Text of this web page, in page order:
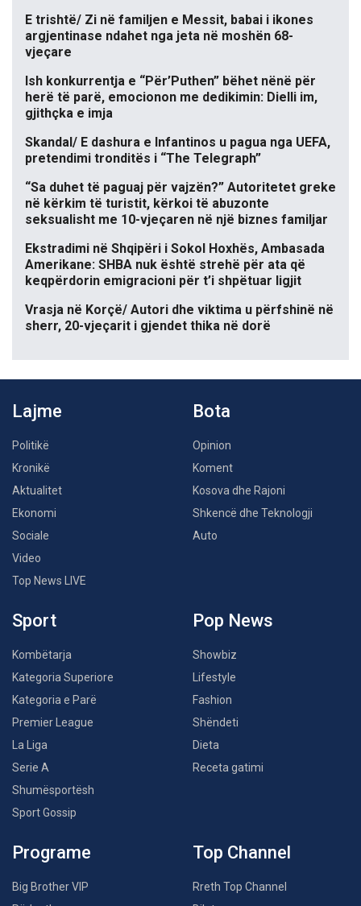
E trishtë/ Zi në familjen e Messit, babai i ikones
argjentinase ndahet nga jeta në moshën 68-
vjeçare
Ish konkurrentja e “Për’Puthen” bëhet nënë për
herë të parë, emocionon me dedikimin: Dielli im,
gjithçka e imja
Skandal/ E dashura e Infantinos u pagua nga UEFA,
pretendimi tronditës i “The Telegraph”
“Sa duhet të paguaj për vajzën?” Autoritetet greke
në kërkim të turistit, kërkoi të abuzonte
seksualisht me 10-vjeçaren në një biznes familjar
Ekstradimi në Shqipëri i Sokol Hoxhës, Ambasada
Amerikane: SHBA nuk është strehë për ata që
keqpërdorin emigracioni për t’i shpëtuar ligjit
Vrasja në Korçë/ Autori dhe viktima u përfshinë në
sherr, 20-vjeçarit i gjendet thika në dorë
Lajme
Politikë
Kronikë
Aktualitet
Ekonomi
Sociale
Video
Top News LIVE
Bota
Opinion
Koment
Kosova dhe Rajoni
Shkencë dhe Teknologji
Auto
Sport
Kombëtarja
Kategoria Superiore
Kategoria e Parë
Premier League
La Liga
Serie A
Shumësportësh
Sport Gossip
Pop News
Showbiz
Lifestyle
Fashion
Shëndeti
Dieta
Receta gatimi
Programe
Big Brother VIP
Top Channel
Rreth Top Channel